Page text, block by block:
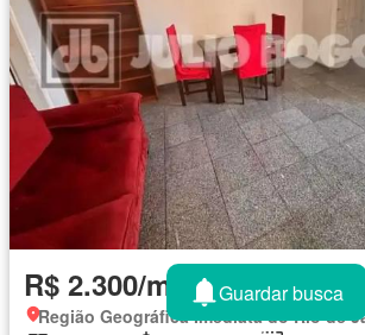
R$ 2.300/mês Guardar busca